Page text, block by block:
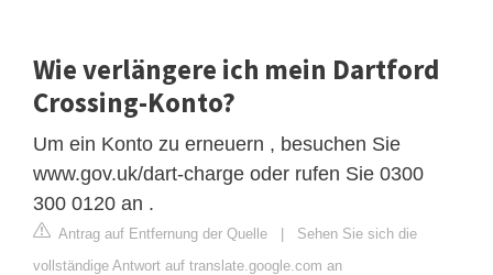
Wie verlängere ich mein Dartford
Crossing-Konto?
Um ein Konto zu erneuern , besuchen Sie
www.gov.uk/dart-charge oder rufen Sie 0300
300 0120 an .
Antrag auf Entfernung der Quelle | Sehen Sie sich die
vollständige Antwort auf translate.google.com an